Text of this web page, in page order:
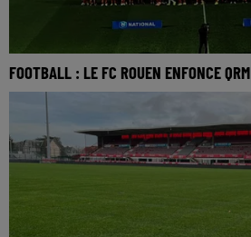
FOOTBALL : LE FC ROUEN ENFONCE QRM